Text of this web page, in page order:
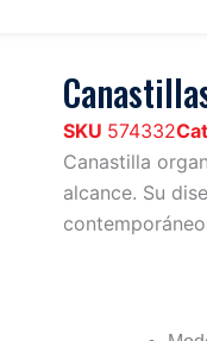
SKU 574332
Canastilla
alcance. Su